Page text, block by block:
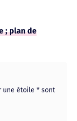
; plan de
une étoile * sont